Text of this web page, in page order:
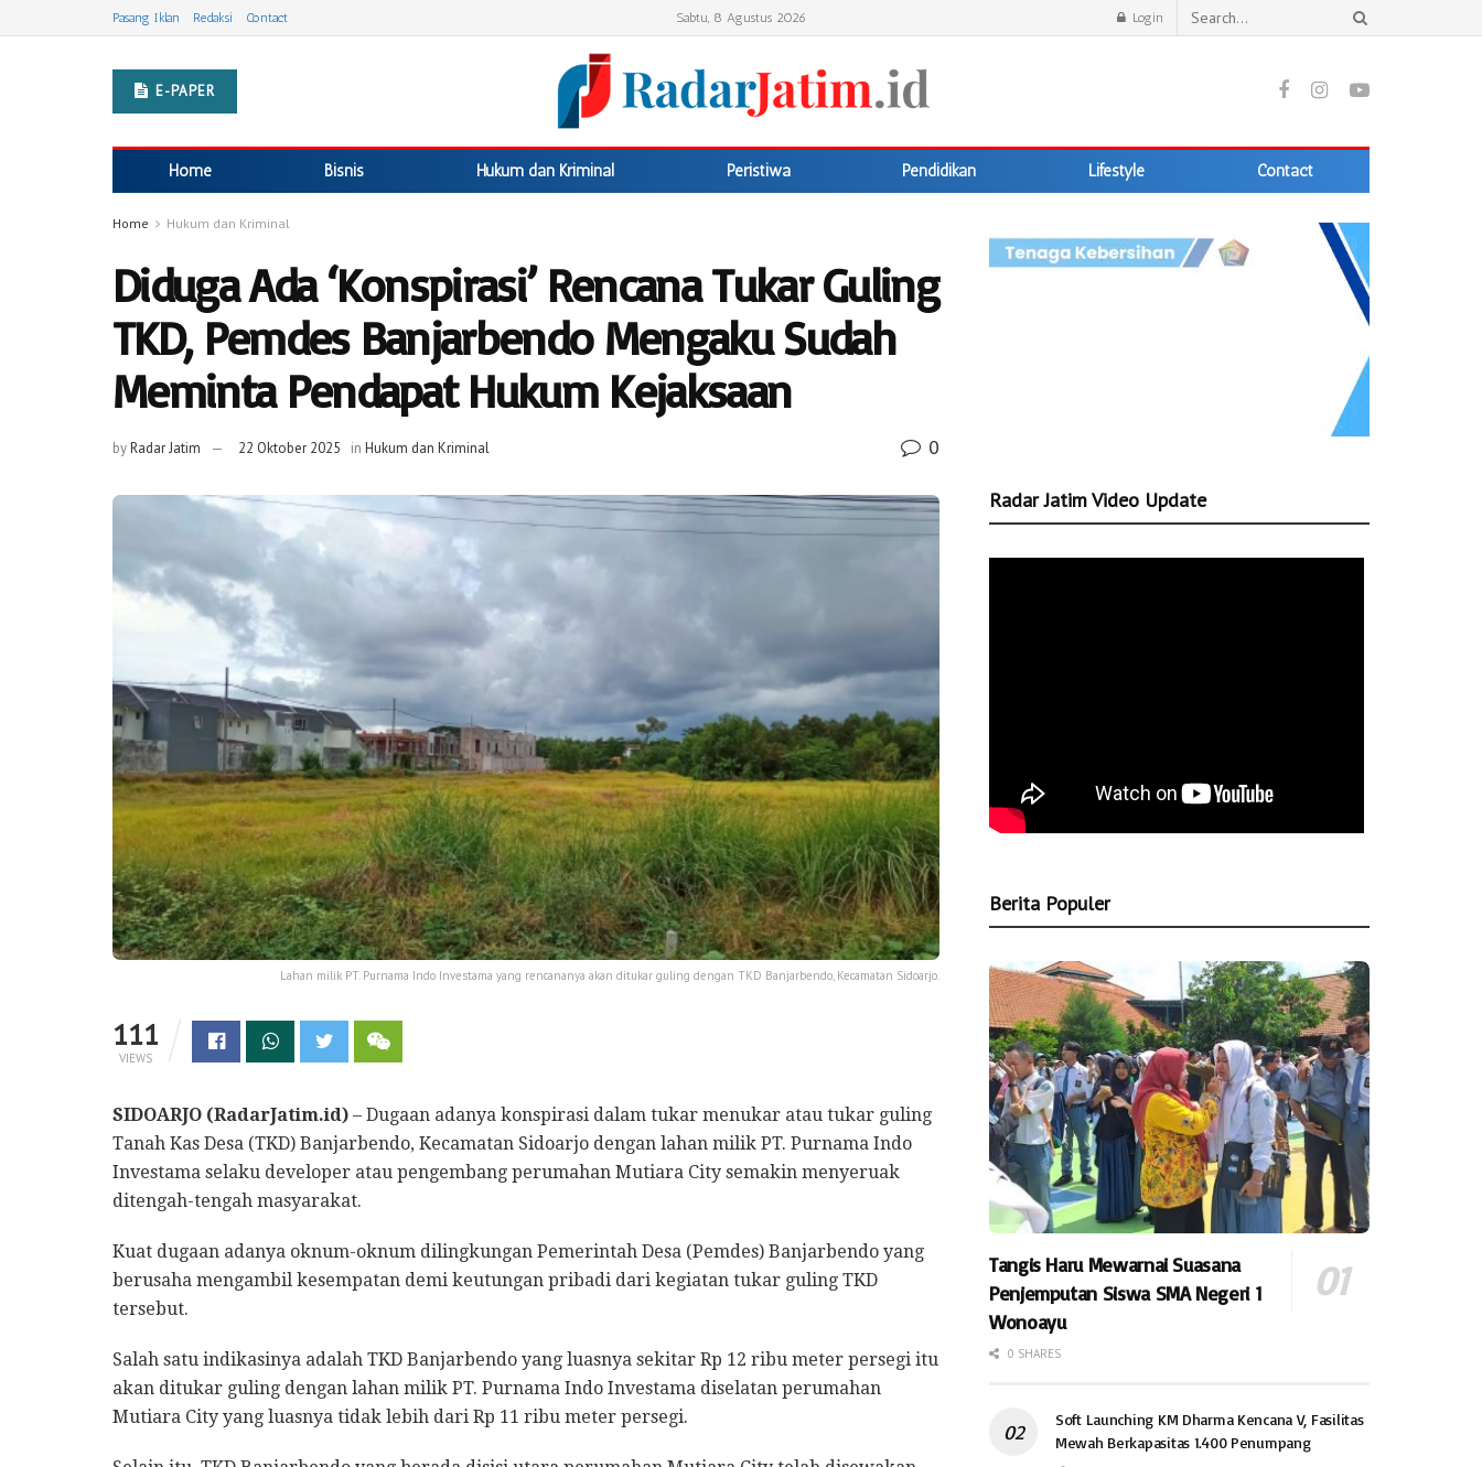
Pasang Iklan Redaksi Contact Sabtu, 8 Agustus 2026 Login
E-PAPER
Home Bisnis Hukum dan Kriminal Peristiwa Pendidikan Lifestyle Contact
Home Hukum dan Kriminal
Diduga Ada ‘Konspirasi’ Rencana Tukar Guling
TKD, Pemdes Banjarbendo Mengaku Sudah
Meminta Pendapat Hukum Kejaksaan
byRadar Jatim 22 Oktober 2025 in Hukum dan Kriminal 0
Lahan milik PT. Purnama Indo Investama yang rencananya akan ditukar guling dengan TKD Banjarbendo, Kecamatan Sidoarjo.
111
VIEWS
SIDOARJO (RadarJatim.id) – Dugaan adanya konspirasi dalam tukar menukar atau tukar guling
Tanah Kas Desa (TKD) Banjarbendo, Kecamatan Sidoarjo dengan lahan milik PT. Purnama Indo
Investama selaku developer atau pengembang perumahan Mutiara City semakin menyeruak
ditengah-tengah masyarakat.
Kuat dugaan adanya oknum-oknum dilingkungan Pemerintah Desa (Pemdes) Banjarbendo yang
berusaha mengambil kesempatan demi keutungan pribadi dari kegiatan tukar guling TKD
tersebut.
Salah satu indikasinya adalah TKD Banjarbendo yang luasnya sekitar Rp 12 ribu meter persegi itu
akan ditukar guling dengan lahan milik PT. Purnama Indo Investama diselatan perumahan
Mutiara City yang luasnya tidak lebih dari Rp 11 ribu meter persegi.
Radar Jatim Video Update
Berita Populer
Tangis Haru Mewarnai Suasana
Penjemputan Siswa SMA Negeri 1
Wonoayu
0 SHARES
Soft Launching KM Dharma Kencana V, Fasilitas
Mewah Berkapasitas 1.400 Penumpang